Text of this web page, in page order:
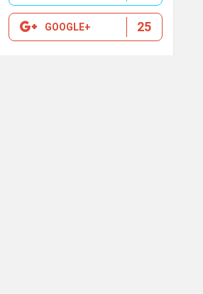
GOOGLE+ 25